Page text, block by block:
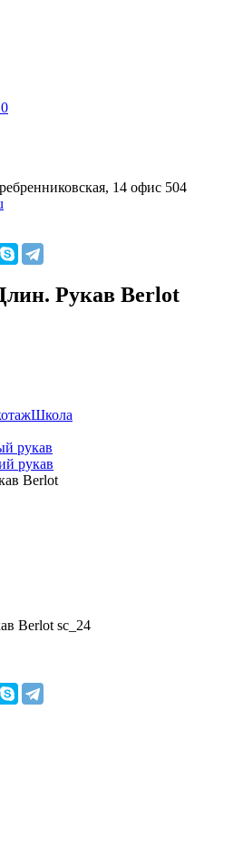
0
14 офис 504
Рукав Berlot
Школа
рукав
рукав
Berlot
Berlot sc_24